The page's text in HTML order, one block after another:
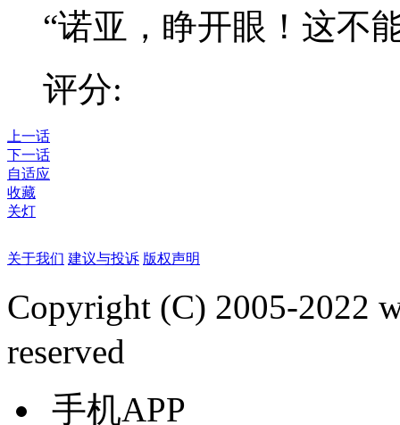
“诺亚，睁开眼！这不
评分:
上一话
下一话
自适应
收藏
关灯
关于我们 建议与投诉 版权声明
Copyright (C) 2005-2022
reserved
手机APP